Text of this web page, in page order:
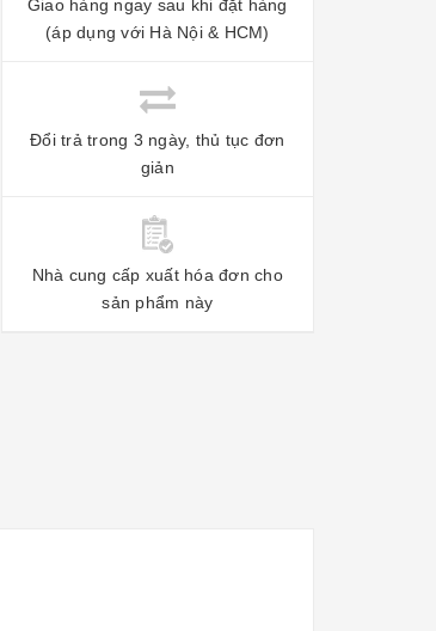
Giao hàng ngay sau khi đặt hàng
(áp dụng với Hà Nội & HCM)
Đổi trả trong 3 ngày, thủ tục đơn
giản
Nhà cung cấp xuất hóa đơn cho
sản phẩm này